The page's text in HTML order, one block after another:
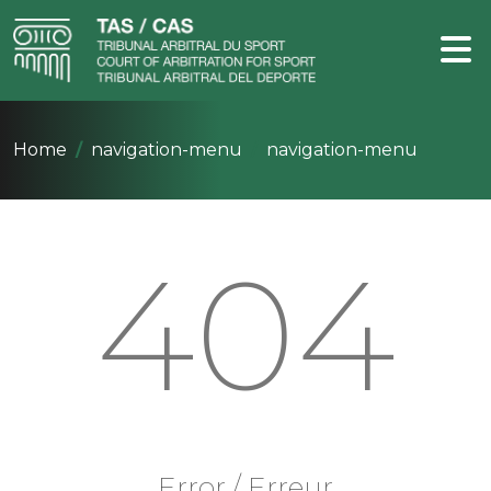
Home navigation-menu navigation-menu
404